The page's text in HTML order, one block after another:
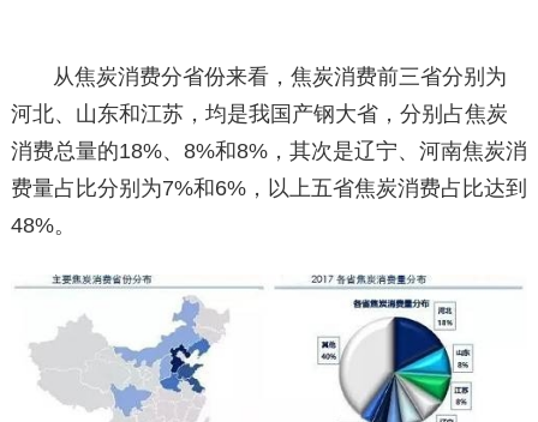
从焦炭消费分省份来看，焦炭消费前三省分别为
河北、山东和江苏，均是我国产钢大省，分别占焦炭
消费总量的18%、8%和8%，其次是辽宁、河南焦炭消
费量占比分别为7%和6%，以上五省焦炭消费占比达到
48%。